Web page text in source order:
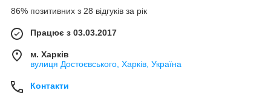
86% позитивних з 28 відгуків за рік
Працює з 03.03.2017
м. Харків
вулиця Достоєвського, Харків, Україна
Контакти